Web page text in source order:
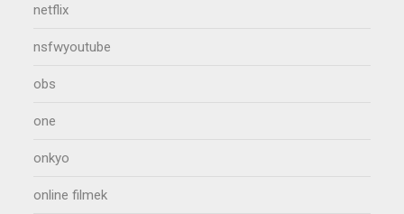
netflix
nsfwyoutube
obs
one
onkyo
online filmek